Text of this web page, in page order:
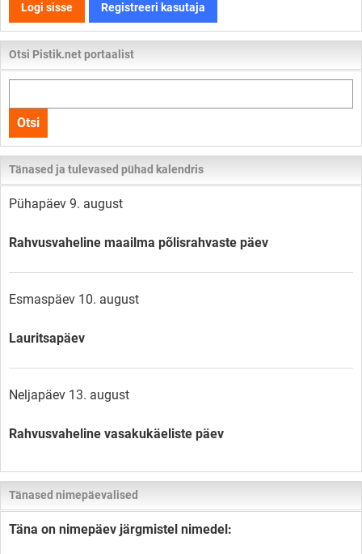
Logi sisse Registreeri kasutaja
Otsi Pistik.net portaalist
kogu
lehelt
Otsi
Tänased ja tulevased pühad kalendris
Pühapäev 9. august
Rahvusvaheline maailma põlisrahvaste päev
Esmaspäev 10. august
Lauritsapäev
Neljapäev 13. august
Rahvusvaheline vasakukäeliste päev
Tänased nimepäevalised
Täna on nimepäev järgmistel nimedel: